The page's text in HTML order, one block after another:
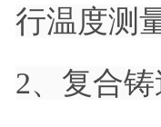
行温度测
2、复合